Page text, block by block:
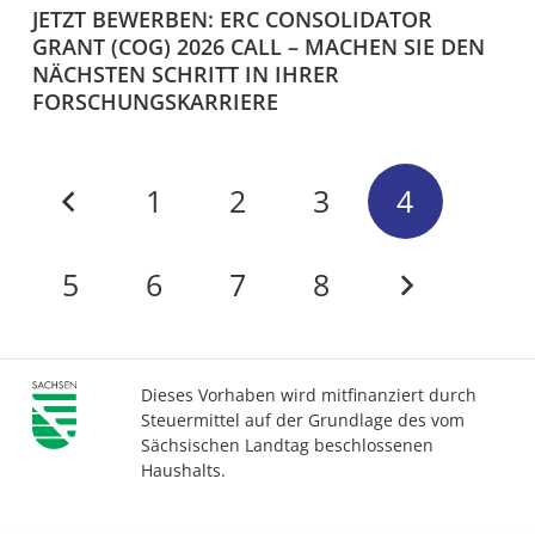
JETZT BEWERBEN: ERC CONSOLIDATOR
GRANT (COG) 2026 CALL – MACHEN SIE DEN
NÄCHSTEN SCHRITT IN IHRER
FORSCHUNGSKARRIERE
1 2 3 4
5 6 7 8
Dieses Vorhaben wird mitfinanziert durch
Steuermittel auf der Grundlage des vom
Sächsischen Landtag beschlossenen
Haushalts.